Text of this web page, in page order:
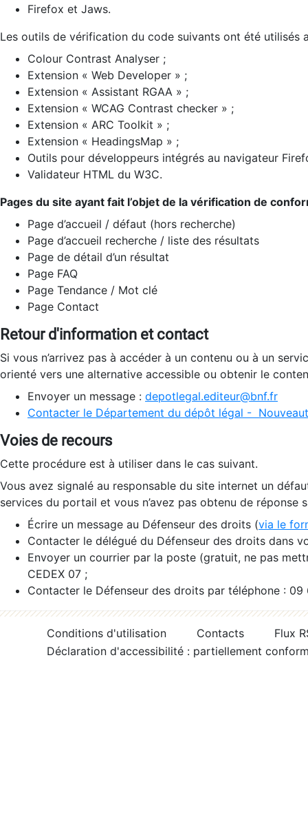
Firefox et Jaws.
Les outils de vérification du code suivants ont été utilisés
Colour Contrast Analyser ;
Extension « Web Developer » ;
Extension « Assistant RGAA » ;
Extension « WCAG Contrast checker » ;
Extension « ARC Toolkit » ;
Extension « HeadingsMap » ;
Outils pour développeurs intégrés au navigateur
Validateur HTML du W3C.
Pages du site ayant fait l’objet de la vérification de
Page d’accueil / défaut (hors recherche)
Page d’accueil recherche / liste des résultats
Page de détail d’un résultat
Page FAQ
Page Tendance / Mot clé
Page Contact
Retour d'information et contact
Si vous n’arrivez pas à accéder à un contenu ou à un
orienté vers une alternative accessible ou obtenir le
Envoyer un message : depotlegal.editeur@bnf.fr
Contacter le Département du dépôt légal -
Voies de recours
Cette procédure est à utiliser dans le cas suivant.
Vous avez signalé au responsable du site internet un
services du portail et vous n’avez pas obtenu de réponse
Écrire un message au Défenseur des droits (via le
Contacter le délégué du Défenseur des droits dans
Envoyer un courrier par la poste (gratuit, ne pas
CEDEX 07 ;
Contacter le Défenseur des droits par téléphone :
Conditions d'utilisation Contacts
Flux
Déclaration d'accessibilité : partiellement